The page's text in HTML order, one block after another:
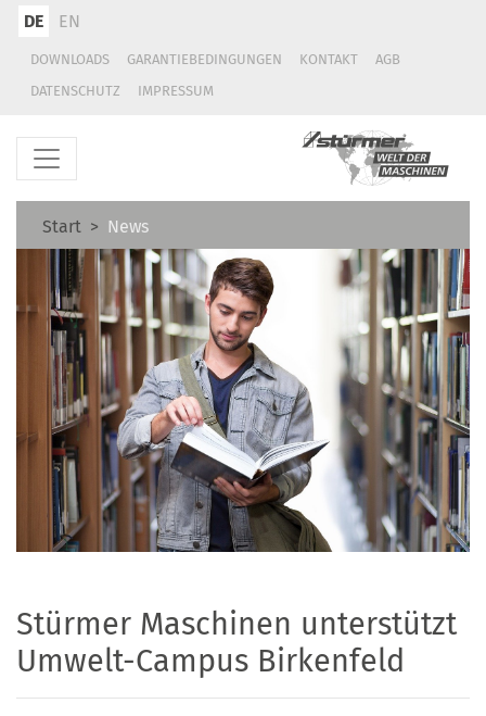
DE EN
DOWNLOADS GARANTIEBEDINGUNGEN KONTAKT
AGB
DATENSCHUTZ
IMPRESSUM
Start News
Stürmer Maschinen unterstützt
Umwelt-Campus Birkenfeld